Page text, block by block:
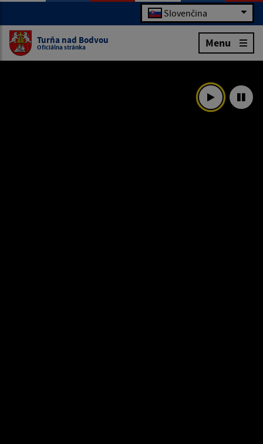
Slovenčina
Turňa nad Bodvou
Oficiálna stránka Menu